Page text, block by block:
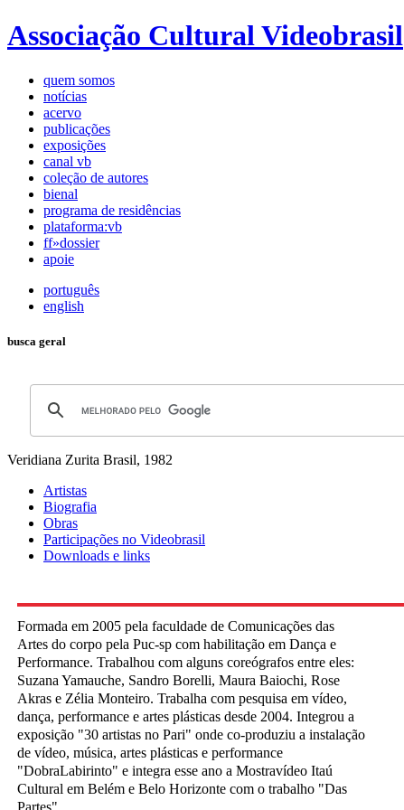
Associação Cultural Videobrasil
quem somos
notícias
acervo
publicações
exposições
canal vb
coleção de autores
bienal
programa de residências
plataforma:vb
ff»dossier
apoie
português
english
busca geral
Veridiana Zurita Brasil, 1982
Artistas
Biografia
Obras
Participações no Videobrasil
Downloads e links
Formada em 2005 pela faculdade de Comunicações das
Artes do corpo pela Puc-sp com habilitação em Dança e
Performance. Trabalhou com alguns coreógrafos entre eles:
Suzana Yamauche, Sandro Borelli, Maura Baiochi, Rose
Akras e Zélia Monteiro. Trabalha com pesquisa em vídeo,
dança, performance e artes plásticas desde 2004. Integrou a
exposição "30 artistas no Pari" onde co-produziu a instalação
de vídeo, música, artes plásticas e performance
"DobraLabirinto" e integra esse ano a Mostravídeo Itaú
Cultural em Belém e Belo Horizonte com o trabalho "Das